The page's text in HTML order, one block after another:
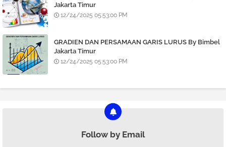
Jakarta Timur
12/24/2025 05:53:00 PM
GRADIEN DAN PERSAMAAN GARIS LURUS By Bimbel
Jakarta Timur
12/24/2025 05:53:00 PM
Follow by Email